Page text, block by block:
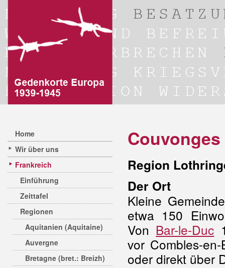
Home
Wir über uns
Frankreich
Einführung
Zeittafel
Regionen
Aquitanien (Aquitaine)
Auvergne
Bretagne (bret.: Breizh)
Couvonges
Region
Der Ort
Kleine
etwa 150
Von Bar-le-Duc
vor Combles-
oder direkt über